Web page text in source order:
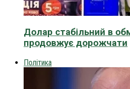
Долар стабільний в
продовжує дорожчати
Політика